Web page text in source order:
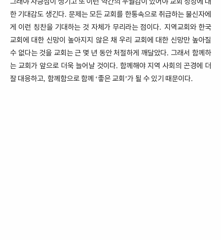
한 기대감도 생긴다. 문제는 모든 교회를 한통속으로 취급하는 불신자에
게 이런 칭찬을 기대하는 것 자체가 무리라는 점이다. 지역교회와 한국
교회에 대한 신망이 높아지지 않은 채 우리 교회에 대한 신망만 높아질
수 없다는 것을 교회는 근 몇 년 동안 처절하게 깨달았다. 그래서 함께하
는 교회가 앞으로 더욱 늘어날 것이다. 함께해야 지역 사회의 곤경에 더
잘 대응하고, 함께함으로 함께 ‘좋은 교회 ’가 될 수 있기 때문이다.